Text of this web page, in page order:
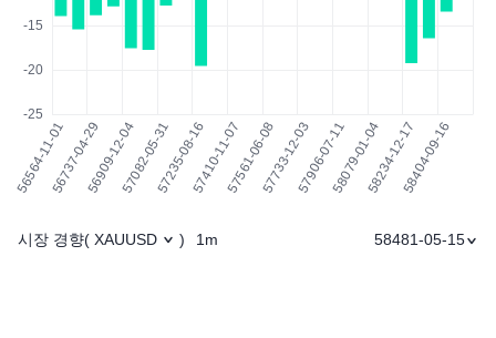
시장 경향( XAUUSD ) 1m 58481-05-15